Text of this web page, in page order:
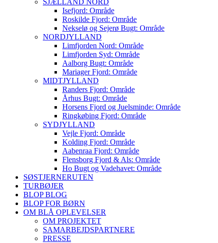
SJÆLLAND NORD
Isefjord: Område
Roskilde Fjord: Område
Nekselø og Sejerø Bugt: Område
NORDJYLLAND
Limfjorden Nord: Område
Limfjorden Syd: Område
Aalborg Bugt: Område
Mariager Fjord: Område
MIDTJYLLAND
Randers Fjord: Område
Århus Bugt: Område
Horsens Fjord og Juelsminde: Område
Ringkøbing Fjord: Område
SYDJYLLAND
Vejle Fjord: Område
Kolding Fjord: Område
Aabenraa Fjord: Område
Flensborg Fjord & Als: Område
Ho Bugt og Vadehavet: Område
SØSTJERNERUTEN
TURBØJER
BLOP BLOG
BLOP FOR BØRN
OM BLÅ OPLEVELSER
OM PROJEKTET
SAMARBEJDSPARTNERE
PRESSE